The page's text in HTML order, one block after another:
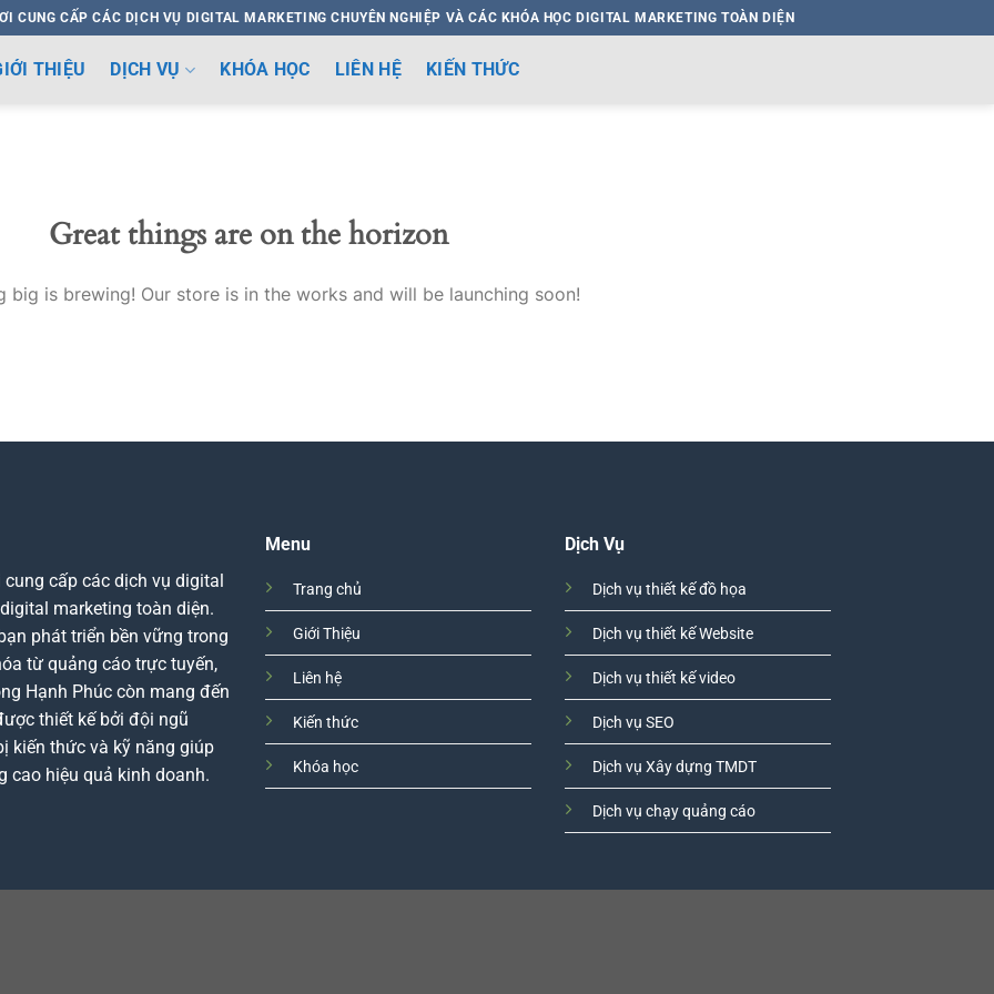
CUNG CẤP CÁC DỊCH VỤ DIGITAL MARKETING CHUYÊN NGHIỆP VÀ CÁC KHÓA HỌC DIGITAL MARKETING TOÀN DIỆN
THIỆU DỊCH VỤ KHÓA HỌC LIÊN HỆ KIẾN THỨC
Great things are on the horizon
big is brewing! Our store is in the works and will be launching soon!
cấp các dịch vụ digital
marketing toàn diện.
phát triển bền vững trong
từ quảng cáo trực tuyến,
Hạnh Phúc còn mang đến
thiết kế bởi đội ngũ
kiến thức và kỹ năng giúp
cao hiệu quả kinh doanh.
Menu
Trang chủ
Giới Thiệu
Liên hệ
Kiến thức
Khóa học
Dịch Vụ
Dịch vụ thiết kế đồ họa
Dịch vụ thiết kế Website
Dịch vụ thiết kế video
Dịch vụ SEO
Dịch vụ Xây dựng TMDT
Dịch vụ chạy quảng cáo